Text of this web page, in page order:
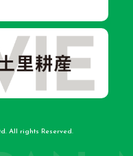
All rights Reserved.